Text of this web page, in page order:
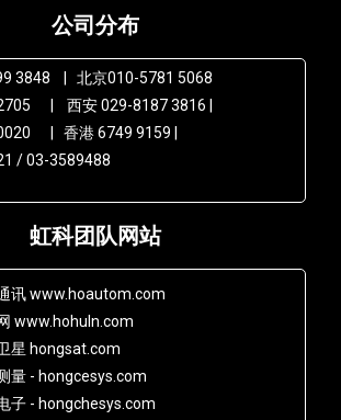
公司分布
3848 | 北京010-5781 5068
2705 | 西安 029-8187 3816 |
| 香港 6749 9159 |
/ 03-3589488
虹科团队网站
讯 www.hoautom.com
www.hohuln.com
星 hongsat.com
量 - hongcesys.com
子 - hongchesys.com